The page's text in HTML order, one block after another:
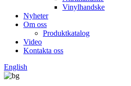
Vinylhandske
Nyheter
Om oss
Produktkatalog
Video
Kontakta oss
English